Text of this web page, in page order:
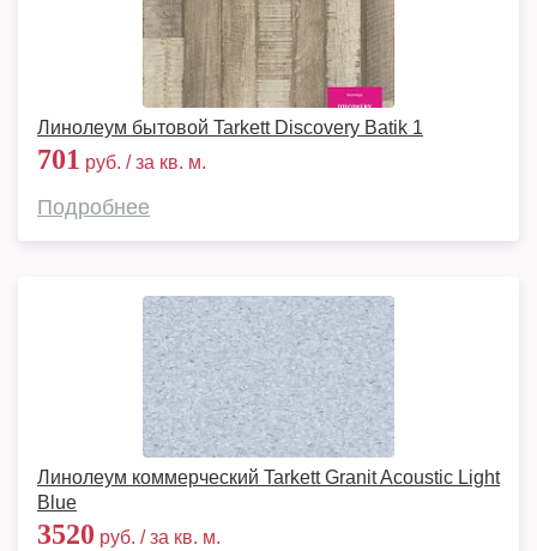
Линолеум бытовой Tarkett Discovery Batik 1
701 руб. / за кв. м.
Подробнее
Линолеум коммерческий Tarkett Granit Acoustic Light
Blue
3520 руб. / за кв. м.